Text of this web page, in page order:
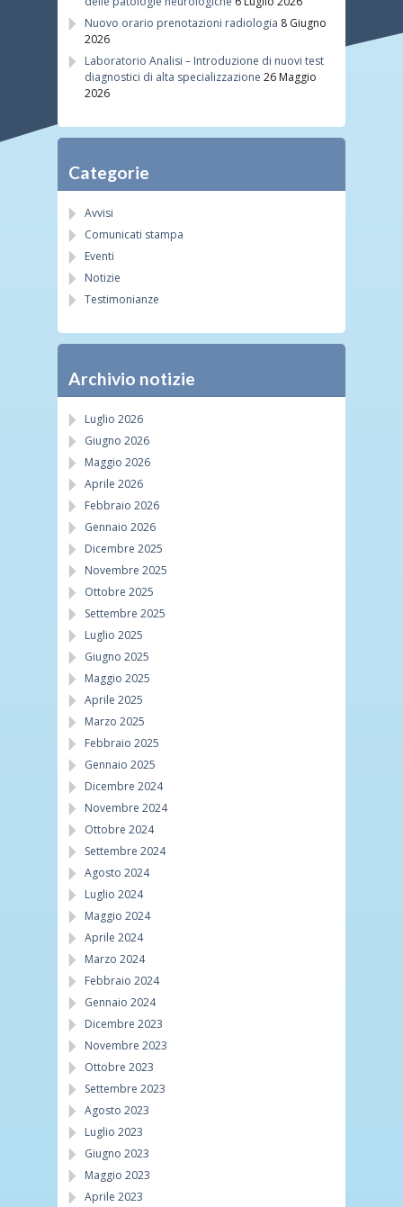
Nuovo orario prenotazioni radiologia 8 Giugno
2026
Laboratorio Analisi – Introduzione di nuovi test
diagnostici di alta specializzazione 26 Maggio
2026
Categorie
Avvisi
Comunicati stampa
Eventi
Notizie
Testimonianze
Archivio notizie
Luglio 2026
Giugno 2026
Maggio 2026
Aprile 2026
Febbraio 2026
Gennaio 2026
Dicembre 2025
Novembre 2025
Ottobre 2025
Settembre 2025
Luglio 2025
Giugno 2025
Maggio 2025
Aprile 2025
Marzo 2025
Febbraio 2025
Gennaio 2025
Dicembre 2024
Novembre 2024
Ottobre 2024
Settembre 2024
Agosto 2024
Luglio 2024
Maggio 2024
Aprile 2024
Marzo 2024
Febbraio 2024
Gennaio 2024
Dicembre 2023
Novembre 2023
Ottobre 2023
Settembre 2023
Agosto 2023
Luglio 2023
Giugno 2023
Maggio 2023
Aprile 2023